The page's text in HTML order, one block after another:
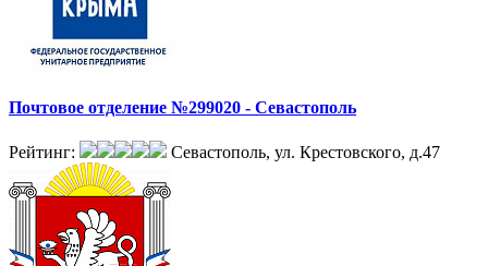
Почтовое отделение №299020 - Севастополь
Рейтинг: Севастополь, ул. Крестовского, д.47